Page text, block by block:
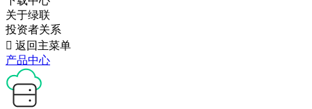
关于绿联
投资者关系
 返回主菜单
产品中心